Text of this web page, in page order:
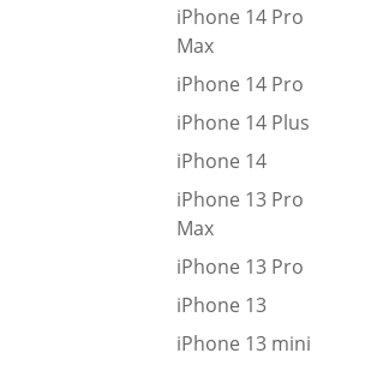
iPhone 14 Pro
Max
iPhone 14 Pro
iPhone 14 Plus
iPhone 14
iPhone 13 Pro
Max
iPhone 13 Pro
iPhone 13
iPhone 13 mini